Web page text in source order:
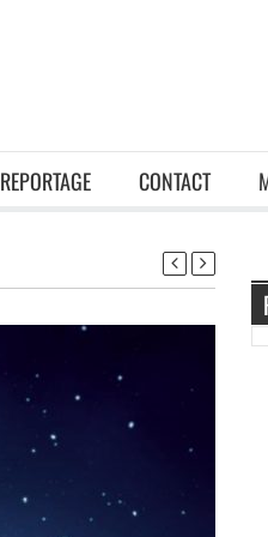
REPORTAGE CONTACT